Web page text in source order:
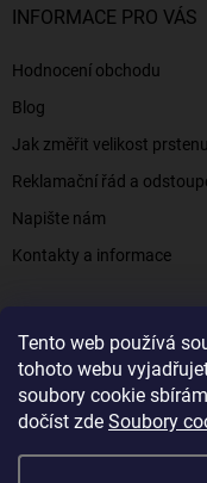
Tento web používá
tohoto webu
soubory cookie
dočíst zde Soubory
INFORMACE PRO VÁS
Hodnocení obchodu
Blog
Jak změřit velikost prstenu
Reklamační řád a
Napište nám
Kontakty a informace
Elenys.cz -